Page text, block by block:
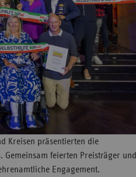
Kreisen präsentierten die
feierten Preisträger und
Engagement.